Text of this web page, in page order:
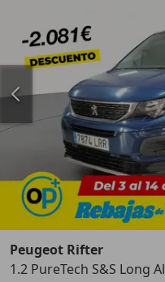
Anterior
Peugeot Rifter
1.2 PureTech S&S Long